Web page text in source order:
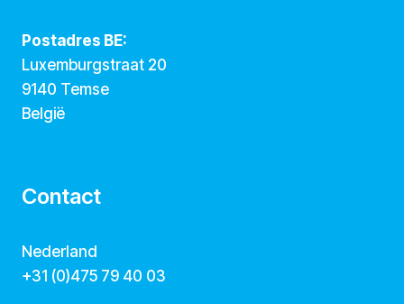
Postadres BE:
Luxemburgstraat 20
9140 Temse
België
Contact
Nederland
+31 (0)475 79 40 03